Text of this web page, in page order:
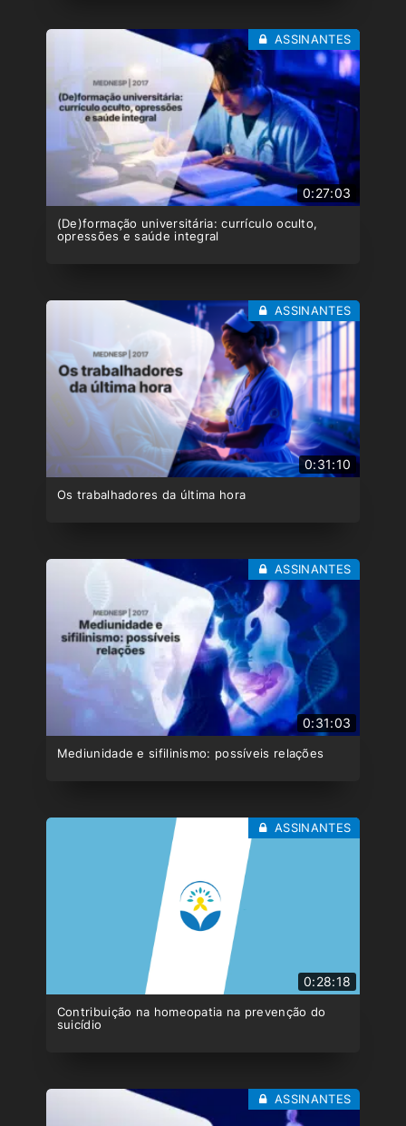
0:27:03
(De)formação universitária: currículo oculto,
opressões e saúde integral
ASSINANTES
0:31:10
Os trabalhadores da última hora
ASSINANTES
0:31:03
Mediunidade e sifilinismo: possíveis relações
ASSINANTES
0:28:18
Contribuição na homeopatia na prevenção do
suicídio
ASSINANTES
ASSINANTES